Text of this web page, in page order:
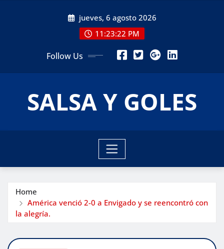
jueves, 6 agosto 2026
11:23:23 PM
Follow Us
SALSA Y GOLES
Home
América venció 2-0 a Envigado y se reencontró con
la alegría.